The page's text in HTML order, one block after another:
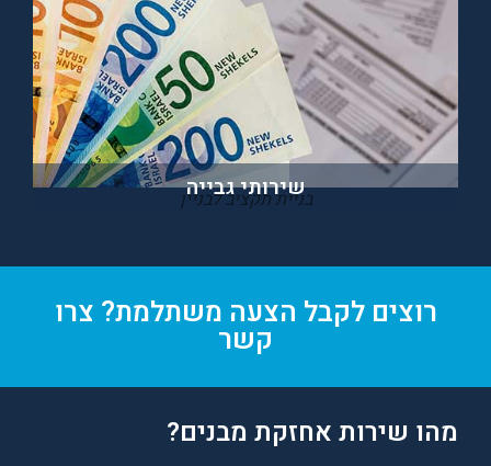
בניית תקציב לבניין
שירותי גבייה
רוצים לקבל הצעה משתלמת? צרו
קשר
מהו שירות אחזקת מבנים?